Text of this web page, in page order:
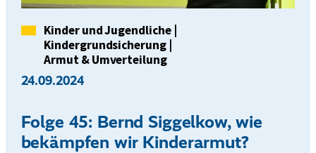
Kategorie
Kinder und Jugendliche
Kindergrundsicherung
Armut & Umverteilung
24.09.2024
Folge 45: Bernd Siggelkow, wie
bekämpfen wir Kinderarmut?